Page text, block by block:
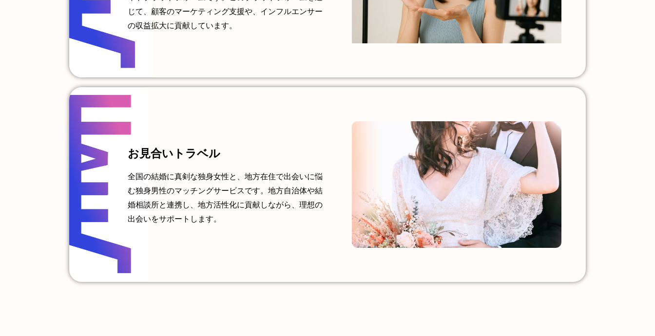
じて、顧客のマーケティング支援や、インフルエンサー
の収益拡大に貢献しています。
お見合いトラベル
全国の結婚に真剣な独身女性と、地方在住で出会いに悩
む独身男性のマッチングサービスです。地方自治体や結
婚相談所と連携し、地方活性化に貢献しながら、理想の
出会いをサポートします。